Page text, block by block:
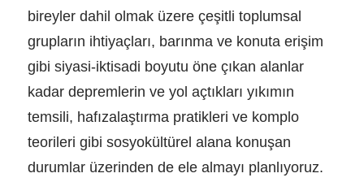
bireyler dahil olmak üzere çeşitli toplumsal
grupların ihtiyaçları, barınma ve konuta erişim
gibi siyasi-iktisadi boyutu öne çıkan alanlar
kadar depremlerin ve yol açtıkları yıkımın
temsili, hafızalaştırma pratikleri ve komplo
teorileri gibi sosyokültürel alana konuşan
durumlar üzerinden de ele almayı planlıyoruz.